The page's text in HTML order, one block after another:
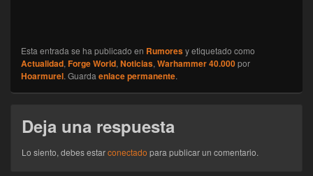
Esta entrada se ha publicado en Rumoresy etiquetado como
Actualidad, Forge World, Noticias, Warhammer 40.000por
Hoarmurel. Guarda enlace permanente.
Deja una respuesta
Lo siento, debes estarconectado para publicar un comentario.